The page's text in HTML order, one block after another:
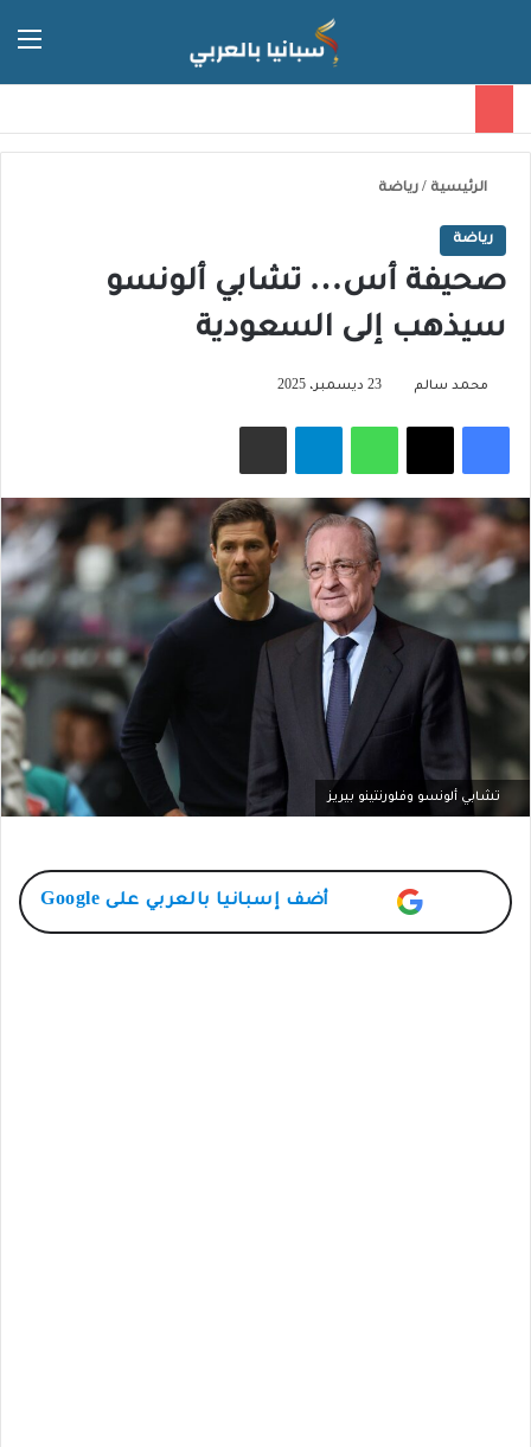
الرئيسية / رياضة
رياضة
صحيفة أس… تشابي ألونسو
سيذهب إلى السعودية
محمد سالم 23 ديسمبر، 2025
فيسبوك‫X واتساب تيلقرام مشاركة عبر البريد
تشابي ألونسو وفلورنتينو بيريز
أضف إسبانيا بالعربي على Google